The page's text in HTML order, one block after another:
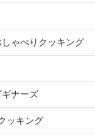
しゃべりクッキング
ギナーズ
ッキング